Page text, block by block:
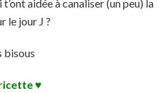
aidée à canaliser (un peu) la
le jour J ?
bisous
♥